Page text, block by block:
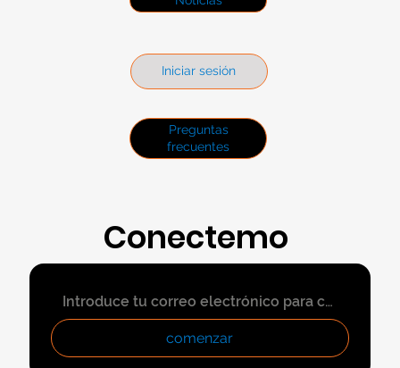
Iniciar sesión
Preguntas
frecuentes
comenzar
Conectemo
s